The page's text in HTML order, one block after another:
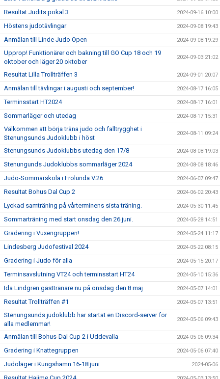
Resultat Judits pokal 3 2024-09-16 10:00
Höstens judotävlingar 2024-09-08 19:43
Anmälan till Linde Judo Open 2024-09-08 19:29
Upprop! Funktionärer och bakning till GO Cup 18 och 19
oktober och läger 20 oktober
2024-09-03 21:02
Resultat Lilla Trollträffen 3 2024-09-01 20:07
Anmälan till tävlingar i augusti och september! 2024-08-17 16:05
Terminsstart HT2024 2024-08-17 16:01
Sommarläger och utedag 2024-08-17 15:31
Välkommen att börja träna judo och falltrygghet i
Stenungsunds Judoklubb i höst
2024-08-11 09:24
Stenungsunds Judoklubbs utedag den 17/8 2024-08-08 19:03
Stenungunds Judoklubbs sommarläger 2024 2024-08-08 18:46
Judo-Sommarskola i Frölunda V.26 2024-06-07 09:47
Resultat Bohus Dal Cup 2 2024-06-02 20:43
Lyckad samträning på vårterminens sista träning. 2024-05-30 11:45
Sommarträning med start onsdag den 26 juni. 2024-05-28 14:51
Gradering i Vuxengruppen! 2024-05-24 11:17
Lindesberg Judofestival 2024 2024-05-22 08:15
Gradering i Judo för alla 2024-05-15 20:17
Terminsavslutning VT24 och terminsstart HT24 2024-05-10 15:36
Ida Lindgren gästtränare nu på onsdag den 8 maj 2024-05-07 14:01
Resultat Trollträffen #1 2024-05-07 13:51
Stenungsunds judoklubb har startat en Discord-server för
alla medlemmar!
2024-05-06 09:43
Anmälan till Bohus-Dal Cup 2 i Uddevalla 2024-05-06 09:34
Gradering i Knattegruppen 2024-05-06 07:40
Judoläger i Kungshamn 16-18 juni 2024-05-06